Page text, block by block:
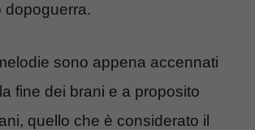
dopoguerra.
sono appena accennati
fine dei brani e a proposito
quello che è considerato il